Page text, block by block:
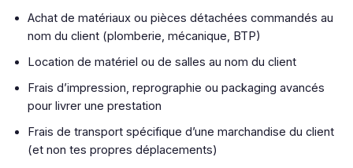
Achat de matériaux ou pièces détachées commandés au
nom du client (plomberie, mécanique, BTP)
Location de matériel ou de salles au nom du client
Frais d’impression, reprographie ou packaging avancés
pour livrer une prestation
Frais de transport spécifique d’une marchandise du client
(et non tes propres déplacements)